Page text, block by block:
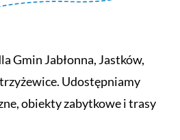
Gmin Jabłonna, Jastków,
Udostępniamy
obiekty zabytkowe i trasy